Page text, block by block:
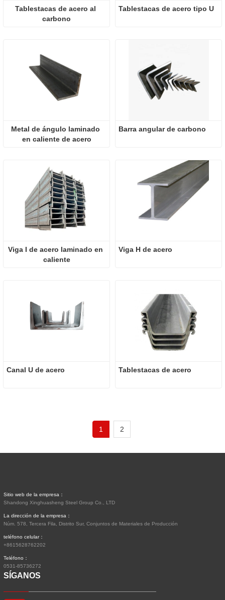
Tablestacas de acero al
carbono
Tablestacas de acero tipo U
Metal de ángulo laminado
en caliente de acero
Barra angular de carbono
Viga I de acero laminado en
caliente
Viga H de acero
Canal U de acero Tablestacas de acero
1 2
Sitio web de la empresa：
Shandong Xinghuasheng Steel Group Co., LTD
La dirección de la empresa：
Núm. 578, Tercera Fila, Distrito Sur, Conjuntos de Materiales de Producción
teléfono celular：
+8615628762202
Teléfono：
0531-85736272
SÍGANOS